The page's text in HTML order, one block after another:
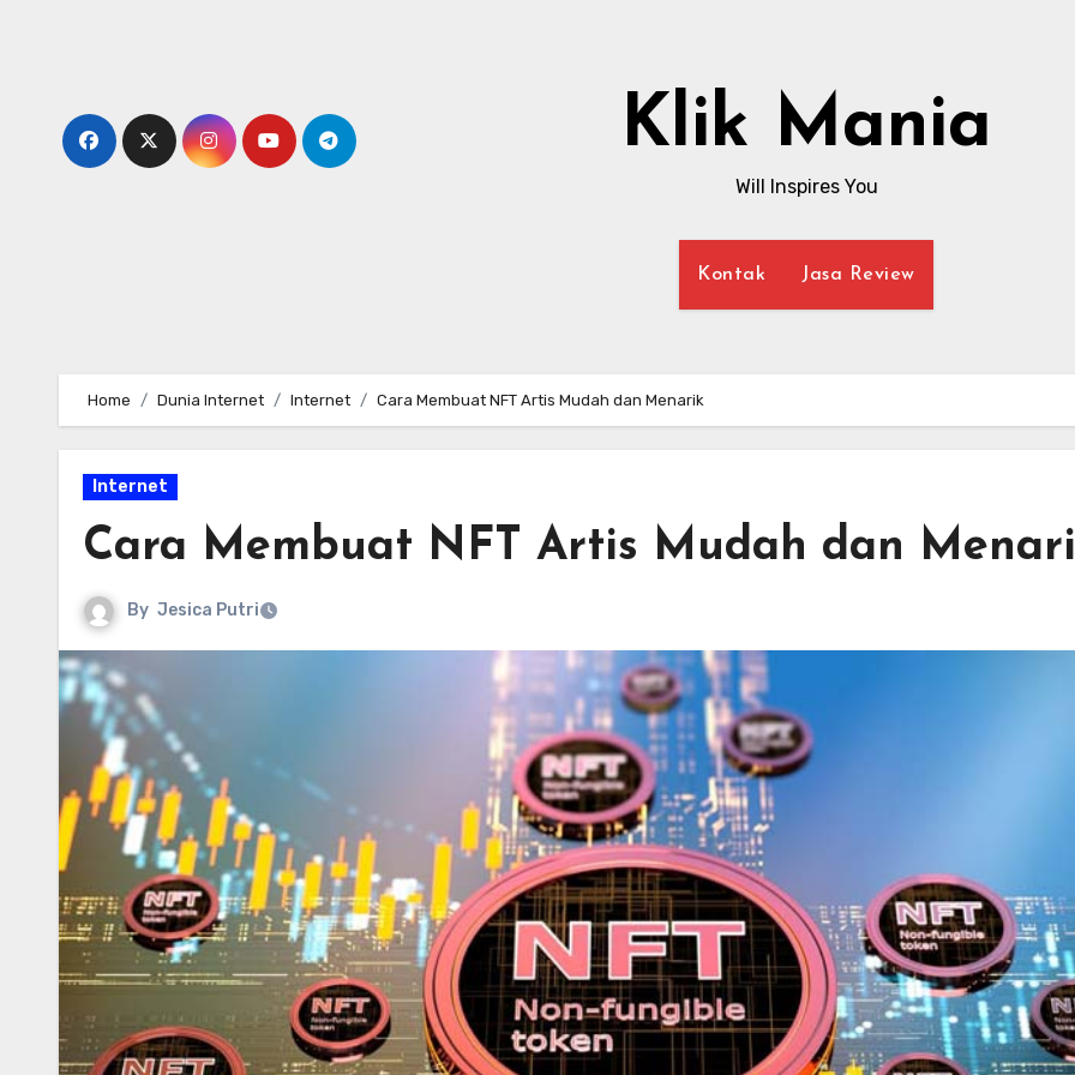
Klik Mania
Will Inspires You
Kontak Jasa Review
Home Dunia Internet Internet Cara Membuat NFT Artis Mudah dan Menarik
Internet
Cara Membuat NFT Artis Mudah dan
By Jesica Putri